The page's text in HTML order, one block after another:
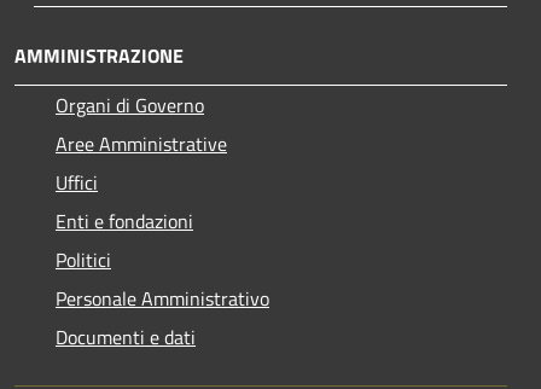
AMMINISTRAZIONE
Organi di Governo
Aree Amministrative
Uffici
Enti e fondazioni
Politici
Personale Amministrativo
Documenti e dati